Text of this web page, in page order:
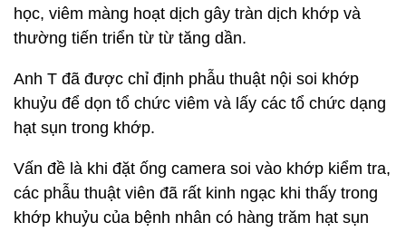
học, viêm màng hoạt dịch gây tràn dịch khớp và
thường tiến triển từ từ tăng dần.
Anh T đã được chỉ định phẫu thuật nội soi khớp
khuỷu để dọn tổ chức viêm và lấy các tổ chức dạng
hạt sụn trong khớp.
Vấn đề là khi đặt ống camera soi vào khớp kiểm tra,
các phẫu thuật viên đã rất kinh ngạc khi thấy trong
khớp khuỷu của bệnh nhân có hàng trăm hạt sụn